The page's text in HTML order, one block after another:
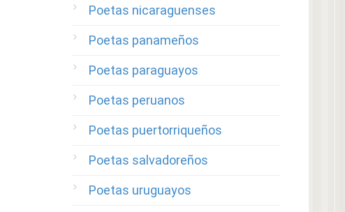
Poetas nicaraguenses
Poetas panameños
Poetas paraguayos
Poetas peruanos
Poetas puertorriqueños
Poetas salvadoreños
Poetas uruguayos